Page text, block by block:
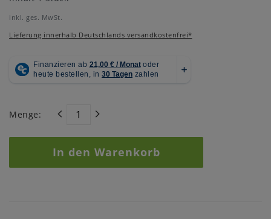
inkl. ges. MwSt.
Lieferung innerhalb Deutschlands versandkostenfrei*
Menge:
In den Warenkorb